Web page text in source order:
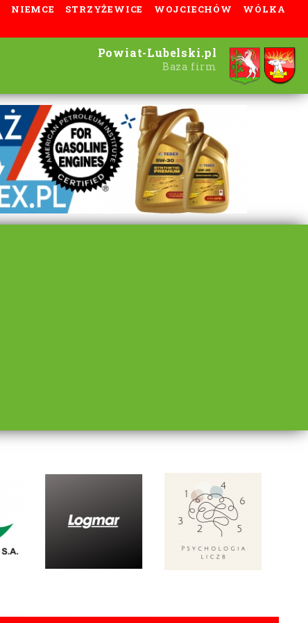
NIEMCE STRZYŻEWICE WOJCIECHÓW
WÓLKA
Powiat-Lubelski.pl
Baza firm